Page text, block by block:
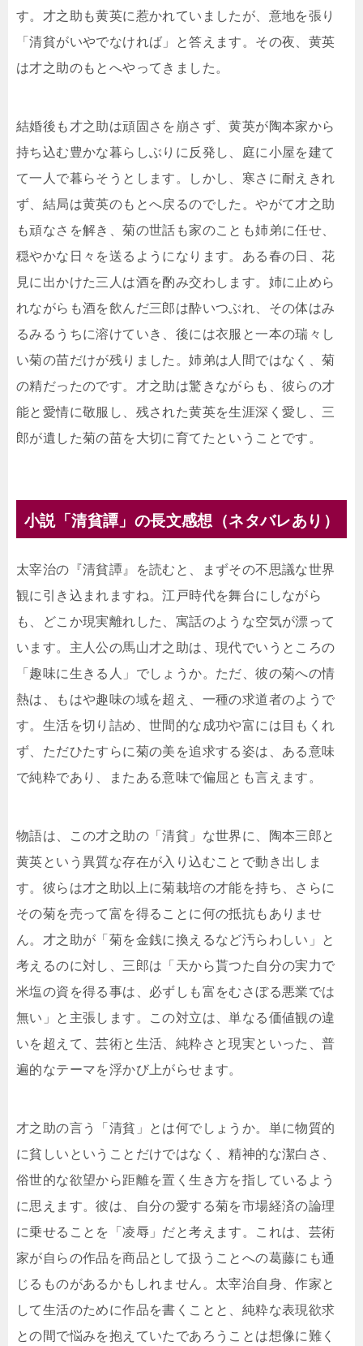
す。才之助も黄英に惹かれていましたが、意地を張り
「清貧がいやでなければ」と答えます。その夜、黄英
は才之助のもとへやってきました。
結婚後も才之助は頑固さを崩さず、黄英が陶本家から
持ち込む豊かな暮らしぶりに反発し、庭に小屋を建て
て一人で暮らそうとします。しかし、寒さに耐えきれ
ず、結局は黄英のもとへ戻るのでした。やがて才之助
も頑なさを解き、菊の世話も家のことも姉弟に任せ、
穏やかな日々を送るようになります。ある春の日、花
見に出かけた三人は酒を酌み交わします。姉に止めら
れながらも酒を飲んだ三郎は酔いつぶれ、その体はみ
るみるうちに溶けていき、後には衣服と一本の瑞々し
い菊の苗だけが残りました。姉弟は人間ではなく、菊
の精だったのです。才之助は驚きながらも、彼らの才
能と愛情に敬服し、残された黄英を生涯深く愛し、三
郎が遺した菊の苗を大切に育てたということです。
小説「清貧譚」の長文感想（ネタバレあり）
太宰治の『清貧譚』を読むと、まずその不思議な世界
観に引き込まれますね。江戸時代を舞台にしながら
も、どこか現実離れした、寓話のような空気が漂って
います。主人公の馬山才之助は、現代でいうところの
「趣味に生きる人」でしょうか。ただ、彼の菊への情
熱は、もはや趣味の域を超え、一種の求道者のようで
す。生活を切り詰め、世間的な成功や富には目もくれ
ず、ただひたすらに菊の美を追求する姿は、ある意味
で純粋であり、またある意味で偏屈とも言えます。
物語は、この才之助の「清貧」な世界に、陶本三郎と
黄英という異質な存在が入り込むことで動き出しま
す。彼らは才之助以上に菊栽培の才能を持ち、さらに
その菊を売って富を得ることに何の抵抗もありませ
ん。才之助が「菊を金銭に換えるなど汚らわしい」と
考えるのに対し、三郎は「天から貰つた自分の実力で
米塩の資を得る事は、必ずしも富をむさぼる悪業では
無い」と主張します。この対立は、単なる価値観の違
いを超えて、芸術と生活、純粋さと現実といった、普
遍的なテーマを浮かび上がらせます。
才之助の言う「清貧」とは何でしょうか。単に物質的
に貧しいということだけではなく、精神的な潔白さ、
俗世的な欲望から距離を置く生き方を指しているよう
に思えます。彼は、自分の愛する菊を市場経済の論理
に乗せることを「凌辱」だと考えます。これは、芸術
家が自らの作品を商品として扱うことへの葛藤にも通
じるものがあるかもしれません。太宰治自身、作家と
して生活のために作品を書くことと、純粋な表現欲求
との間で悩みを抱えていたであろうことは想像に難く